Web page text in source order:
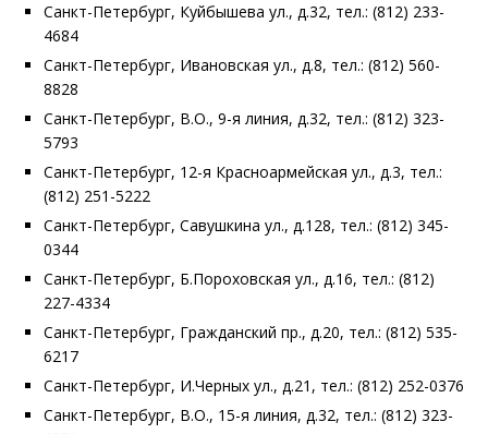
Санкт-Петербург, Куйбышева ул., д.32, тел.: (812) 233-
4684
Санкт-Петербург, Ивановская ул., д.8, тел.: (812) 560-
8828
Санкт-Петербург, В.О., 9-я линия, д.32, тел.: (812) 323-
5793
Санкт-Петербург, 12-я Красноармейская ул., д.3, тел.:
(812) 251-5222
Санкт-Петербург, Савушкина ул., д.128, тел.: (812) 345-
0344
Санкт-Петербург, Б.Пороховская ул., д.16, тел.: (812)
227-4334
Санкт-Петербург, Гражданский пр., д.20, тел.: (812) 535-
6217
Санкт-Петербург, И.Черных ул., д.21, тел.: (812) 252-0376
Санкт-Петербург, В.О., 15-я линия, д.32, тел.: (812) 323-